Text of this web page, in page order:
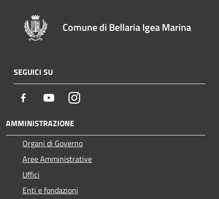
Comune di Bellaria Igea Marina
SEGUICI SU
Facebook YoutubeInstagram
AMMINISTRAZIONE
Organi di Governo
Aree Amministrative
Uffici
Enti e fondazioni